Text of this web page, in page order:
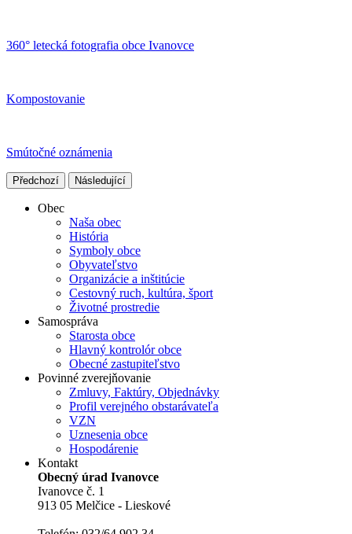
360° letecká fotografia obce Ivanovce
Kompostovanie
Smútočné oznámenia
Předchozí Následující
Obec
Naša obec
História
Symboly obce
Obyvateľstvo
Organizácie a inštitúcie
Cestovný ruch, kultúra, šport
Životné prostredie
Samospráva
Starosta obce
Hlavný kontrolór obce
Obecné zastupiteľstvo
Povinné zverejňovanie
Zmluvy, Faktúry, Objednávky
Profil verejného obstarávateľa
VZN
Uznesenia obce
Hospodárenie
Kontakt
Obecný úrad Ivanovce
Ivanovce č. 1
913 05 Melčice - Lieskové